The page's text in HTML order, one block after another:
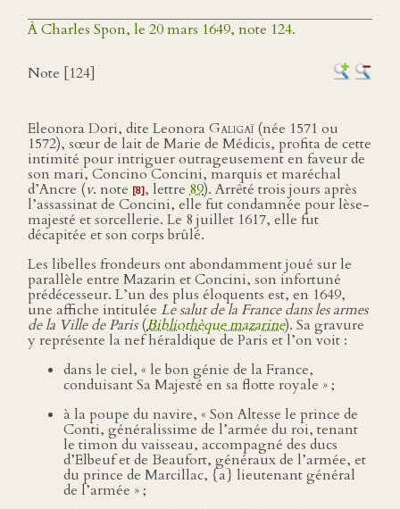
À Charles Spon, le 20 mars 1649, note 124.
Note [124]
Eleonora Dori, dite Leonora Galigaï(née 1571 ou
1572), sœur de lait de Marie de Médicis, profita de cette
intimité pour intriguer outrageusement en faveur de
son mari, Concino Concini, marquis et maréchal
d’Ancre (v. note [8], lettre 89). Arrêté trois jours après
l’assassinat de Concini, elle fut condamnée pour lèse-
majesté et sorcellerie. Le 8 juillet 1617, elle fut
décapitée et son corps brûlé.
Les libelles frondeurs ont abondamment joué sur le
parallèle entre Mazarin et Concini, son infortuné
prédécesseur. L’un des plus éloquents est, en 1649,
une affiche intitulée Le salut de la France dans les armes
de la Ville de Paris(Bibliothèque mazarine). Sa gravure
y représente la nef héraldique de Paris et l’on voit :
dans le ciel, « le bon génie de la France,
conduisant Sa Majesté en sa flotte royale » ;
à la poupe du navire, « Son Altesse le prince de
Conti, généralissime de l’armée du roi, tenant
le timon du vaisseau, accompagné des ducs
d’Elbeuf et de Beaufort, généraux de l’armée, et
du prince de Marcillac, {a} lieutenant général
de l’armée » ;